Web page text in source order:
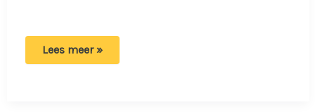
Het
Lees meer »